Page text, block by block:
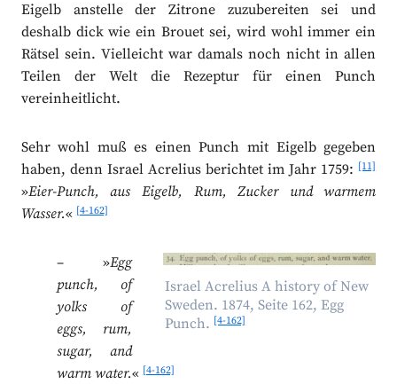
Eigelb anstelle der Zitrone zuzubereiten sei und
deshalb dick wie ein Brouet sei, wird wohl immer ein
Rätsel sein. Vielleicht war damals noch nicht in allen
Teilen der Welt die Rezeptur für einen Punch
vereinheitlicht.
Sehr wohl muß es einen Punch mit Eigelb gegeben
haben, denn Israel Acrelius berichtet im Jahr 1759: [11]
»Eier-Punch, aus Eigelb, Rum, Zucker und warmem
Wasser.«[4-162]
Israel Acrelius A history of New
Sweden. 1874, Seite 162, Egg
Punch. [4-162]
– »Egg
punch, of
yolks of
eggs, rum,
sugar, and
warm water.«[4-162]